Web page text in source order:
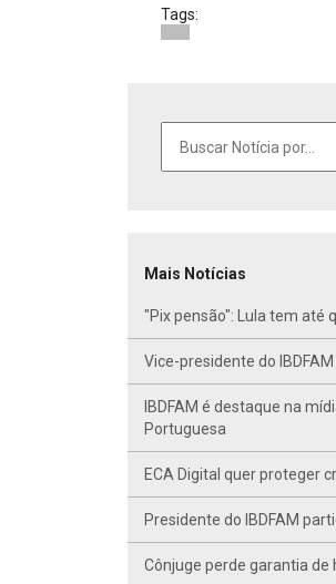
IBDFAM EducacionalTags:
Mais Notícias
"Pix pensão": Lula tem
Vice-presidente do
IBDFAM é destaque na
Portuguesa
ECA Digital quer proteger
Presidente do IBDFAM
Cônjuge perde garantia de